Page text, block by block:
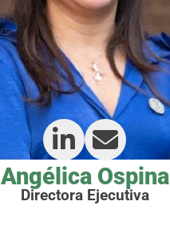
Angélica Ospina
Directora Ejecutiva